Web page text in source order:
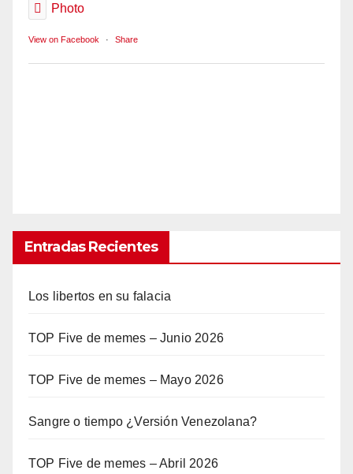
Photo
View on Facebook · Share
Entradas Recientes
Los libertos en su falacia
TOP Five de memes – Junio 2026
TOP Five de memes – Mayo 2026
Sangre o tiempo ¿Versión Venezolana?
TOP Five de memes – Abril 2026